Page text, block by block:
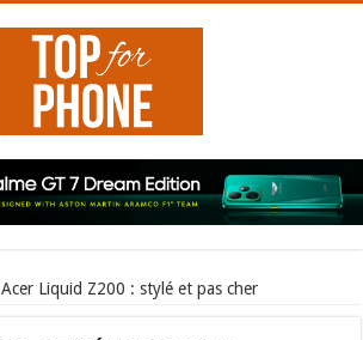
Acer Liquid Z200 : stylé et pas cher